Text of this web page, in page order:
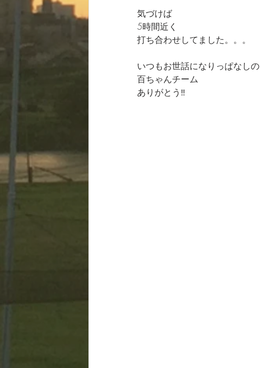
気づけば
5時間近く
打ち合わせしてました。。。
いつもお世話になりっぱなしの
百ちゃんチーム
ありがとう‼️